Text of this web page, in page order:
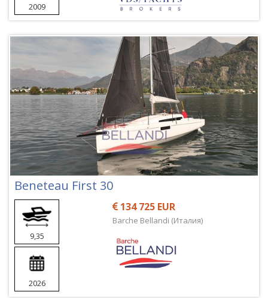
2009
Beneteau First 30
9,35
2026
134 725 EUR
Barche Bellandi (Италия)